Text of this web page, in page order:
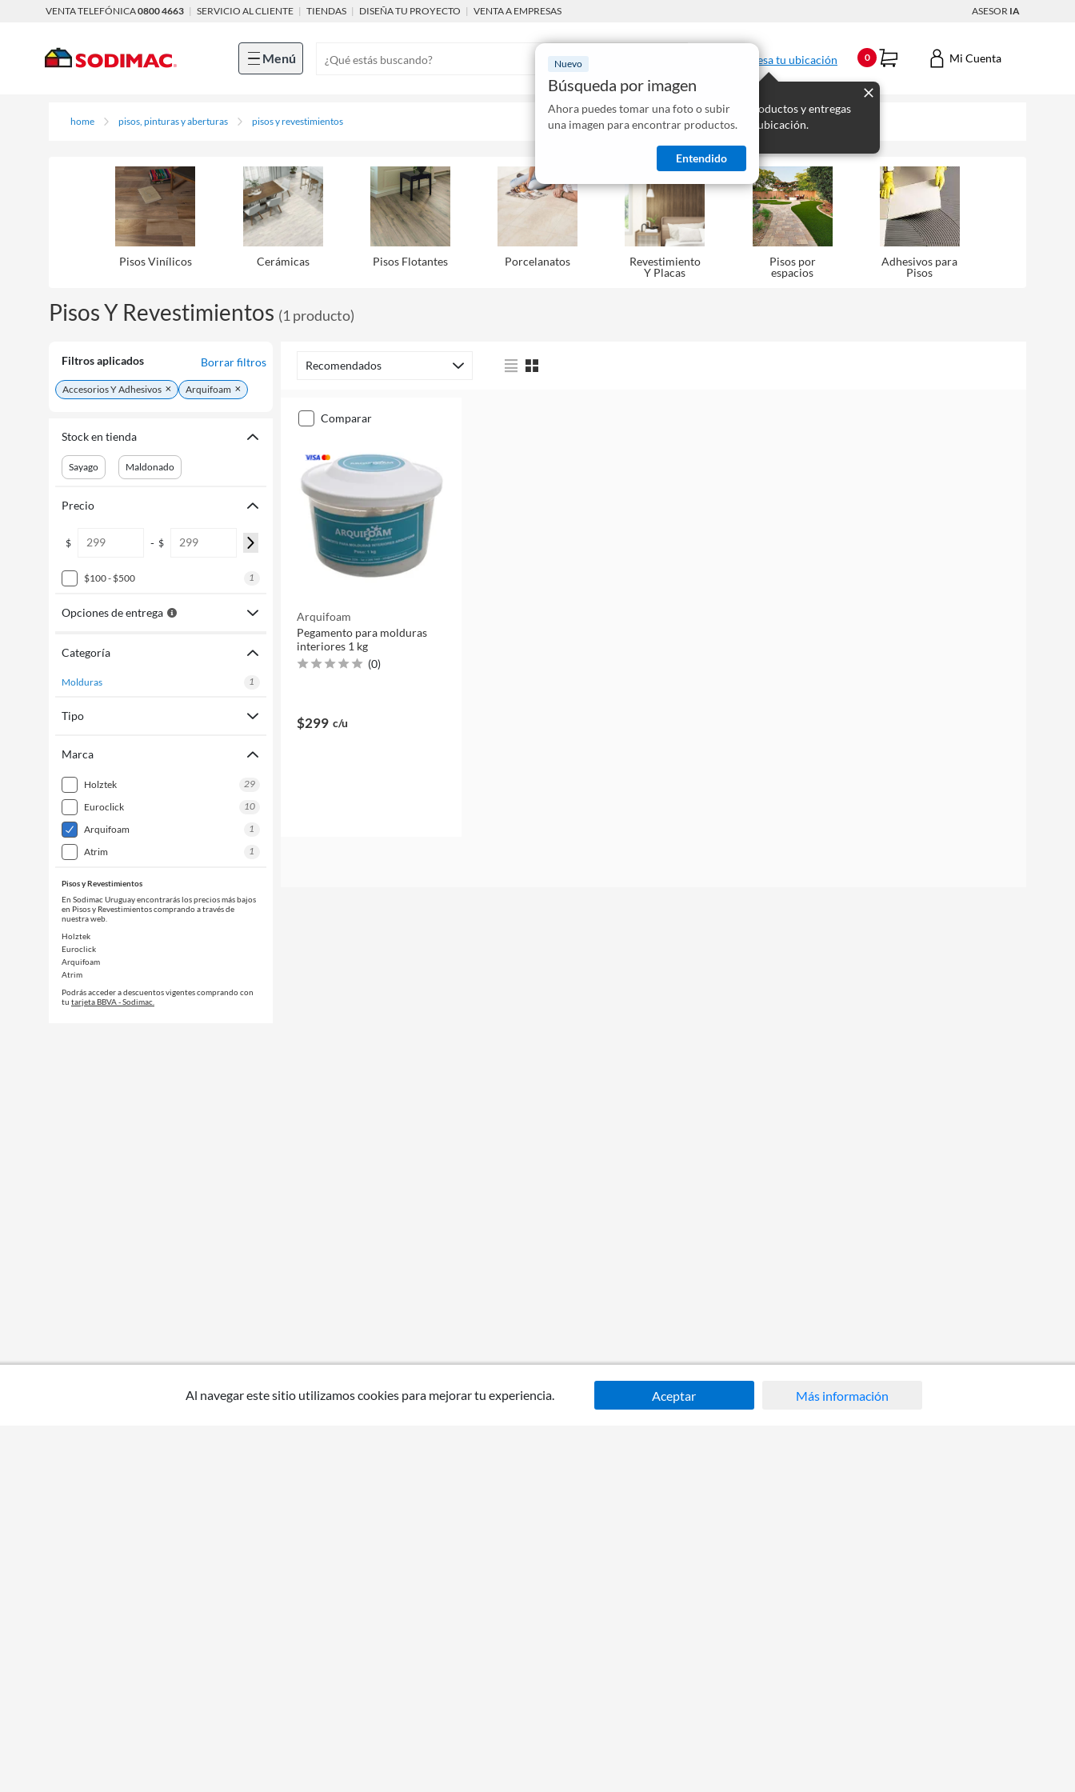
VENTA TELEFÓNICA0800 4663 | SERVICIO AL CLIENTE | TIENDAS | DISEÑA TU PROYECTO | VENTA A EMPRESAS ASESOR IA
Menú Nuevo
Búsqueda por imagen
Ahora puedes tomar una foto o subir
una imagen para encontrar productos.
Entendido
Ingresa tu ubicación
Mostraremos los productos y entregas
disponibles para tu ubicación.
0 Mi Cuenta
home pisos, pinturas y aberturas pisos y revestimientos
Pisos Viní­licos Cerámicas Pisos Flotantes Porcelanatos
Revestimiento
Y Placas
Pisos por
espacios
Adhesivos para
Pisos
Pisos Y Revestimientos (1 producto)
Filtros aplicados Borrar filtros
Accesorios Y Adhesivos Arquifoam
Stock en tienda
Sayago Maldonado
Precio
$ - $
$100 - $500 1
Opciones de entrega
Categoría
molduras 1
Tipo
Marca
holztek
29
euroclick
10
arquifoam
1
atrim
1
Pisos y Revestimientos
En Sodimac Uruguay encontrarás los precios más bajos
en Pisos y Revestimientos comprando a través de
nuestra web.
Holztek
Euroclick
Arquifoam
Atrim
Podrás acceder a descuentos vigentes comprando con
tu tarjeta BBVA - Sodimac.
Recomendados
comparar
Arquifoam
Pegamento para molduras
interiores 1 kg
(0)
$299 c/u
Al navegar este sitio utilizamos cookies para mejorar tu experiencia. Aceptar Más información